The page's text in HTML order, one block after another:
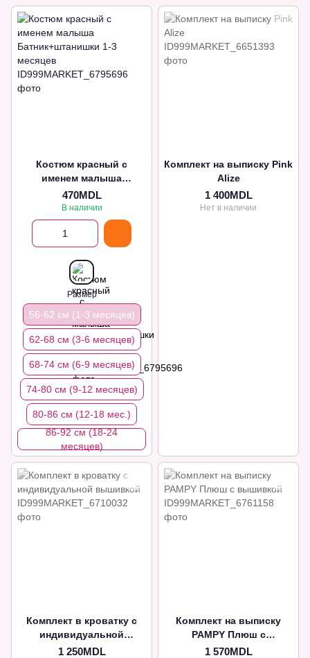
Костюм красный с
именем малыша
Батник+штанишки 1-3
месяцев
470MDL
В наличии
Размер
56-62 см (1-3 месяцев)
62-68 см (3-6 месяцев)
68-74 см (6-9 месяцев)
74-80 см (9-12 месяцев)
80-86 см (12-18 мес.)
86-92 см (18-24
месяцев)
Комплект на выписку Pink
Alize
1 400MDL
Нет в наличии
Комплект в кроватку с
индивидуальной
вышивкой
1 250MDL
Комплект на выписку
PAMPY Плюш с
вышивкой
1 570MDL